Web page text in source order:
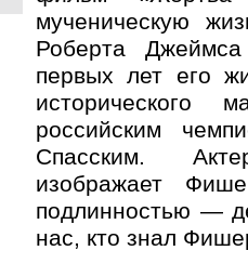
мученическую
Роберта
первых лет его
российским
Спасским.
изображает
подлинностью —
нас, кто знал